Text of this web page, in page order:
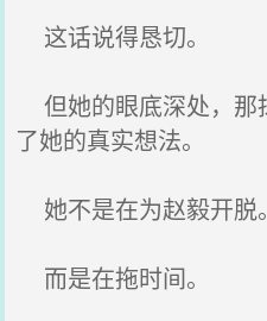
这话说得恳切。
但她的眼底深处，那
了她的真实想法。
她不是在为赵毅开脱。
而是在拖时间。